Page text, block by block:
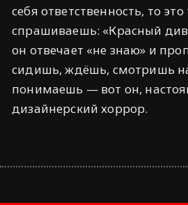
себя ответственность, то
спрашиваешь: «Красный
он отвечает «не знаю» и
сидишь, ждёшь, смотришь
понимаешь — вот он,
дизайнерский хоррор.